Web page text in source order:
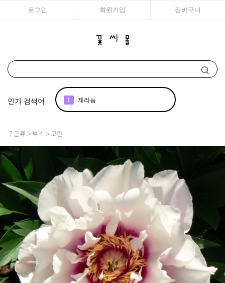
로그인 회원가입 장바구니
인기 검색어 1 제라늄
4 아이비
리갈
매발톱
7 에키네시아
아이비 제라늄
구근류 뿌리 모란